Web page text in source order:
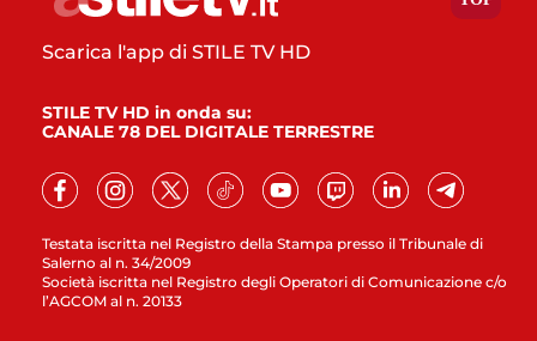
Testata iscritta nel Registro della Stampa presso il Tribunale di
Salerno al n. 34/2009
Società iscritta nel Registro degli Operatori di Comunicazione c/o
l’AGCOM al n. 20133
Scarica l'app di STILE TV HD
STILE TV HD in onda su:
CANALE 78 DEL DIGITALE TERRESTRE